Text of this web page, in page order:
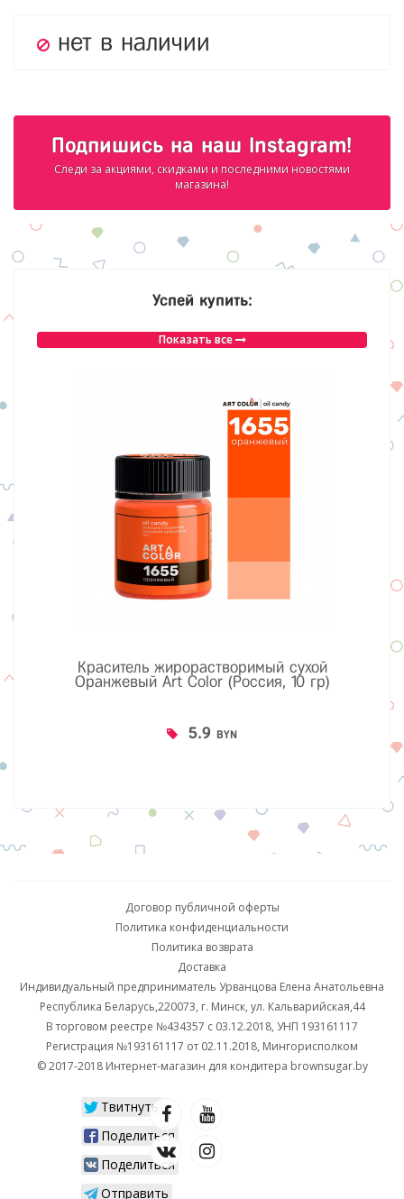
нет в наличии
Подпишись на наш Instagram!
Следи за акциями, скидками и последними новостями
магазина!
Успей купить:
Показать все
Краситель жирорастворимый сухой
Оранжевый Art Color (Россия, 10 гр)
5.9 BYN
Договор публичной оферты
Политика конфиденциальности
Политика возврата
Доставка
Индивидуальный предприниматель Урванцова Елена Анатольевна
Республика Беларусь,220073, г. Минск, ул. Кальварийская,44
В торговом реестре №434357 с 03.12.2018, УНП 193161117
Регистрация №193161117 от 02.11.2018, Мингорисполком
© 2017-2018 Интернет-магазин для кондитера brownsugar.by
Твитнуть
Поделиться
Поделиться
Отправить